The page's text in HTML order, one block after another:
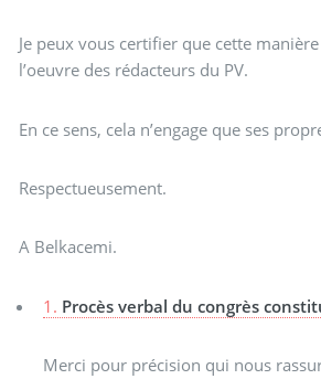
Je peux vous certifier que cette
l’oeuvre des rédacteurs du PV.
En ce sens, cela n’engage que ses
Respectueusement.
A Belkacemi.
1. Procès verbal du congrès
Merci pour précision qui nous